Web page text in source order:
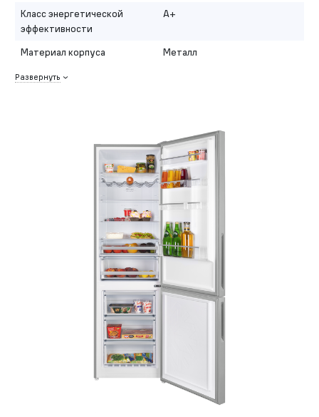
Класс энергетической
эффективности
A+
Материал корпуса Металл
Развернуть